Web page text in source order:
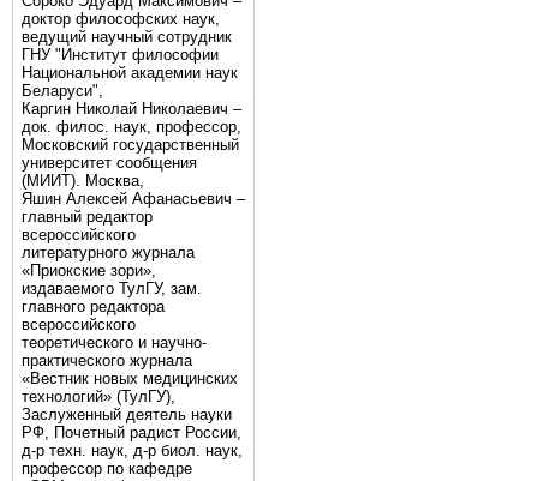
доктор философских наук,
ведущий научный сотрудник
ГНУ "Институт философии
Национальной академии наук
Беларуси",
Каргин Николай Николаевич –
док. филос. наук, профессор,
Московский государственный
университет сообщения
(МИИТ). Москва,
Яшин Алексей Афанасьевич –
главный редактор
всероссийского
литературного журнала
«Приокские зори»,
издаваемого ТулГУ, зам.
главного редактора
всероссийского
теоретического и научно-
практического журнала
«Вестник новых медицинских
технологий» (ТулГУ),
Заслуженный деятель науки
РФ, Почетный радист России,
д-р техн. наук, д-р биол. наук,
профессор по кафедре